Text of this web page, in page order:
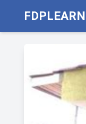
FDPLEARN